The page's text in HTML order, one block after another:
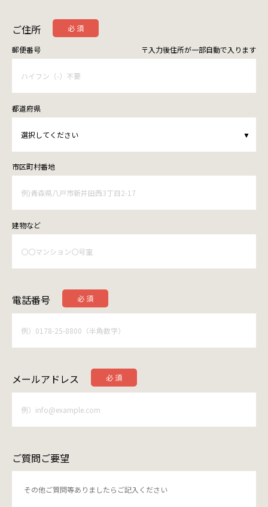
ご住所
郵便番号
都道府県
市区町村番地
建物など
電話番号
メールアドレス
ご質問ご要望